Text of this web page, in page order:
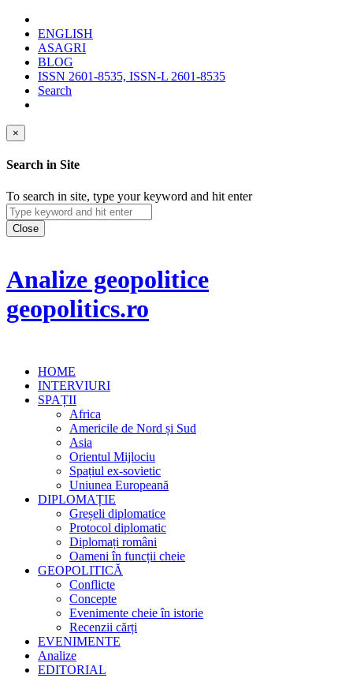
ENGLISH
ASAGRI
BLOG
ISSN 2601-8535, ISSN-L 2601-8535
Search
×
Search in Site
To search in site, type your keyword and hit enter
Close
Analize geopolitice
geopolitics.ro
HOME
INTERVIURI
SPAȚII
Africa
Americile de Nord și Sud
Asia
Orientul Mijlociu
Spațiul ex-sovietic
Uniunea Europeană
DIPLOMAȚIE
Greșeli diplomatice
Protocol diplomatic
Diplomați români
Oameni în funcții cheie
GEOPOLITICĂ
Conflicte
Concepte
Evenimente cheie în istorie
Recenzii cărți
EVENIMENTE
Analize
EDITORIAL